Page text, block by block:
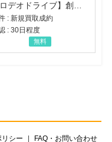
: 新規買取成約
: 30日程度
無料
シー FAQ・お問い合わせ